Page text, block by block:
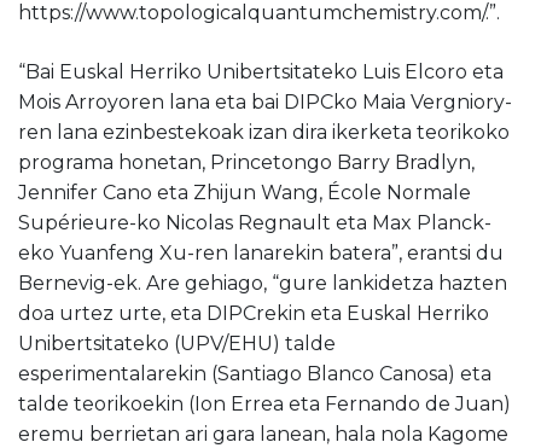
https://www.topologicalquantumchemistry.com/.”.
“Bai Euskal Herriko Unibertsitateko Luis Elcoro eta
Mois Arroyoren lana eta bai DIPCko Maia Vergniory-
ren lana ezinbestekoak izan dira ikerketa teorikoko
programa honetan, Princetongo Barry Bradlyn,
Jennifer Cano eta Zhijun Wang, École Normale
Supérieure-ko Nicolas Regnault eta Max Planck-
eko Yuanfeng Xu-ren lanarekin batera”, erantsi du
Bernevig-ek. Are gehiago, “gure lankidetza hazten
doa urtez urte, eta DIPCrekin eta Euskal Herriko
Unibertsitateko (UPV/EHU) talde
esperimentalarekin (Santiago Blanco Canosa) eta
talde teorikoekin (Ion Errea eta Fernando de Juan)
eremu berrietan ari gara lanean, hala nola Kagome